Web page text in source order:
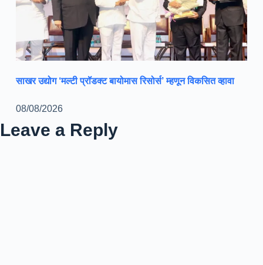
साखर उद्योग ‘मल्टी प्रॉडक्ट बायोमास रिसोर्स’ म्हणून विकसित व्हावा
08/08/2026
Leave a Reply